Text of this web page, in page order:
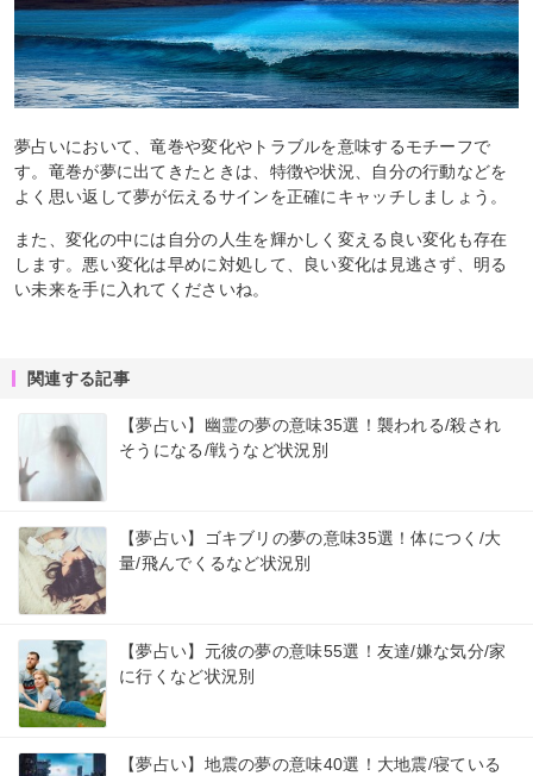
夢占いにおいて、竜巻や変化やトラブルを意味するモチーフで
す。竜巻が夢に出てきたときは、特徴や状況、自分の行動などを
よく思い返して夢が伝えるサインを正確にキャッチしましょう。
また、変化の中には自分の人生を輝かしく変える良い変化も存在
します。悪い変化は早めに対処して、良い変化は見逃さず、明る
い未来を手に入れてくださいね。
関連する記事
【夢占い】幽霊の夢の意味35選！襲われる/殺され
そうになる/戦うなど状況別
【夢占い】ゴキブリの夢の意味35選！体につく/大
量/飛んでくるなど状況別
【夢占い】元彼の夢の意味55選！友達/嫌な気分/家
に行くなど状況別
【夢占い】地震の夢の意味40選！大地震/寝ている